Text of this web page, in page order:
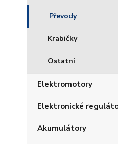
Převody
Krabičky
Ostatní
Elektromotory
Elektronické
Akumulátory